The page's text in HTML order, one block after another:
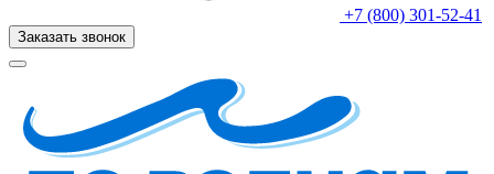
+7 (800) 301-52-41
Заказать звонок